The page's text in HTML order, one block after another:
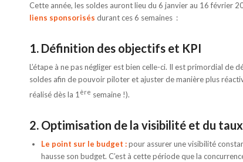
Cette année, les soldes auront lieu du 6 janvier au 16 février
liens sponsorisés durant ces 6 semaines :
1. Définition des objectifs et KPI
L’étape à ne pas négliger est bien celle-ci. Il est primordial
soldes afin de pouvoir piloter et ajuster de manière plus
réalisé dès la 1ère semaine !).
2. Optimisation de la visibilité et du taux
Le point sur le budget :pour assurer une visibilité
hausse son budget. C’est à cette période que la